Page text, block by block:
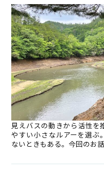
見えバスの動きから活性
やすい小さなルアーを選ぶ
ないときもある。今回のお